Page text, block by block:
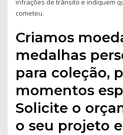
infrações de trânsito e indiquem
cometeu.
Criamos
medalhas
para coleção,
momentos
Solicite o
o seu projeto